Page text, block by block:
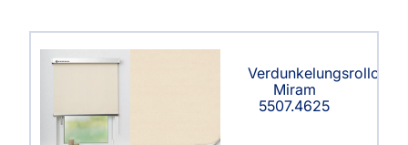
Verdunkelungsrollo
Miram
5507.4625